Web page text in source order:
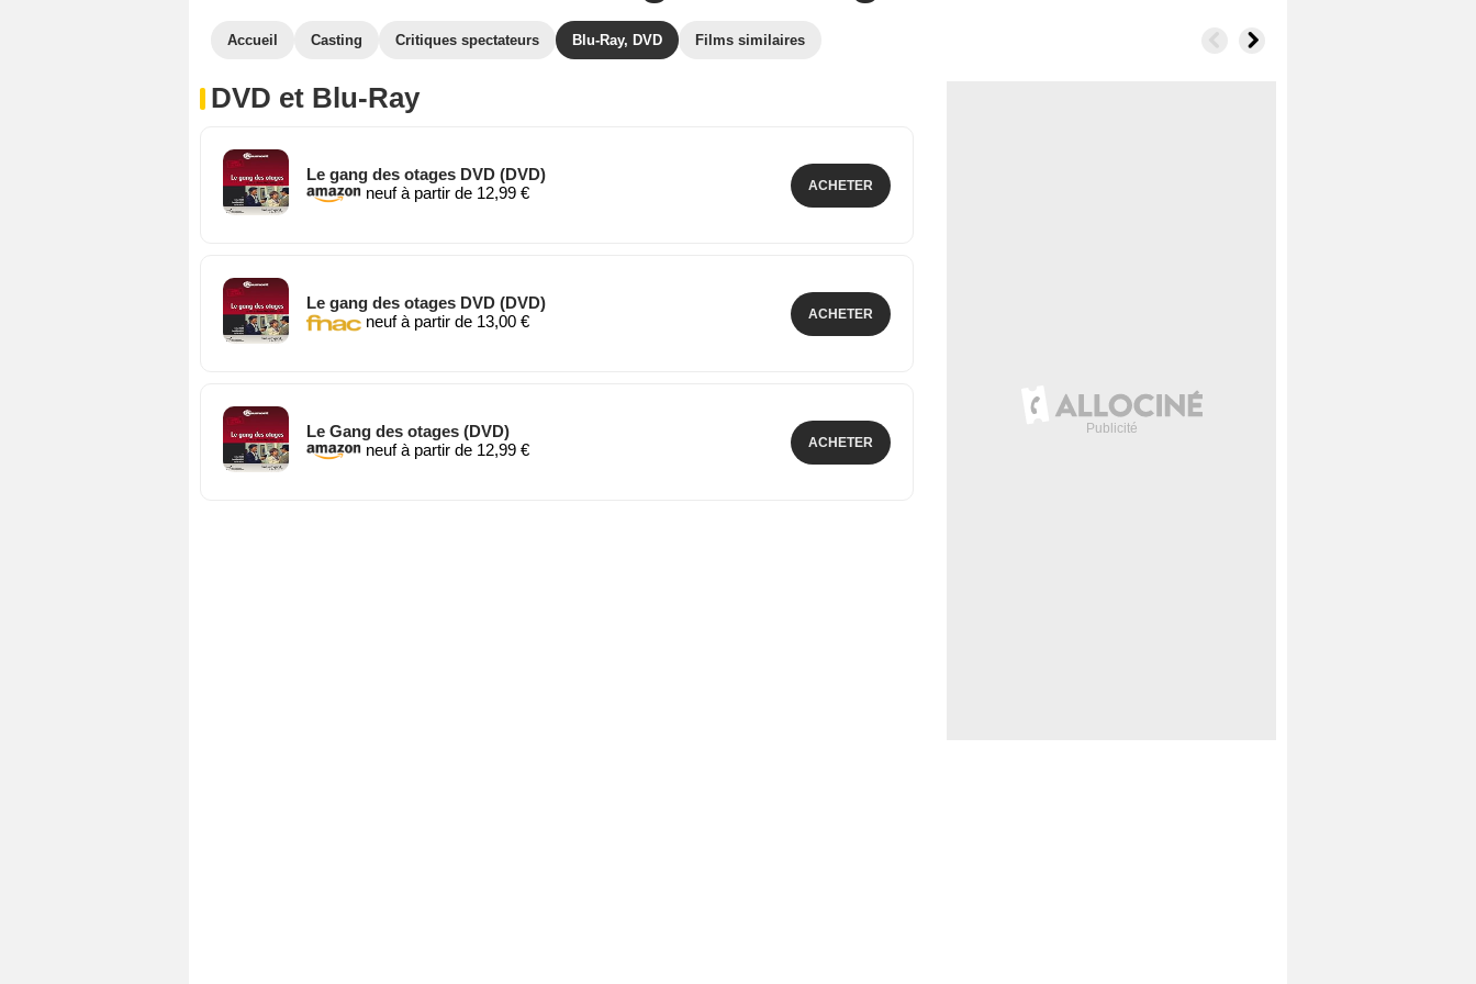
Accueil Casting Critiques spectateurs Blu-Ray, DVD Films similaires
DVD et Blu-Ray
Le gang des otages DVD (DVD)
neuf à partir de 12,99 €
ACHETER
Le gang des otages DVD (DVD)
neuf à partir de 13,00 €
ACHETER
Le Gang des otages (DVD)
neuf à partir de 12,99 €
ACHETER